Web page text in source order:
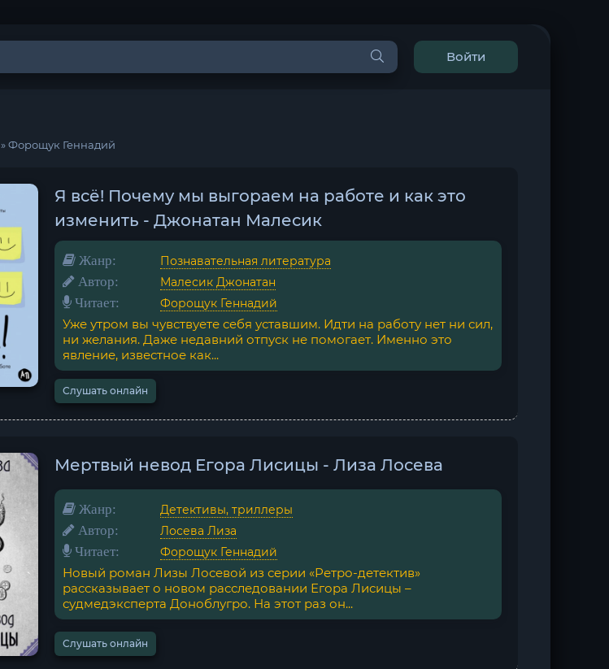
Войти
» Форощук Геннадий
Я всё! Почему мы выгораем на работе и как это
изменить - Джонатан Малесик
Жанр: Познавательная литература
Автор: Малесик Джонатан
Читает: Форощук Геннадий
Уже утром вы чувствуете себя уставшим. Идти на работу нет ни сил,
ни желания. Даже недавний отпуск не помогает. Именно это
явление, известное как...
Слушать онлайн
Мертвый невод Егора Лисицы - Лиза Лосева
Жанр: Детективы, триллеры
Автор: Лосева Лиза
Читает: Форощук Геннадий
Новый роман Лизы Лосевой из серии «Ретро-детектив»
рассказывает о новом расследовании Егора Лисицы –
судмедэксперта Доноблугро. На этот раз он...
Слушать онлайн